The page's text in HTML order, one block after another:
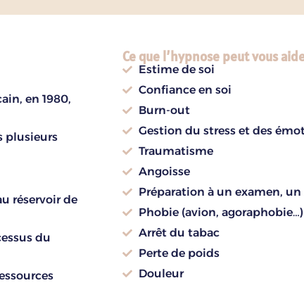
en 1980,
plusieurs
réservoir de
du
Ce que l’hypnose peut vous
Estime de soi
Confiance en soi
Burn-out
Gestion du stress et des
Traumatisme
Angoisse
Préparation à un examen,
Phobie (avion, agoraphobie…)
Arrêt du tabac
Perte de poids
Douleur